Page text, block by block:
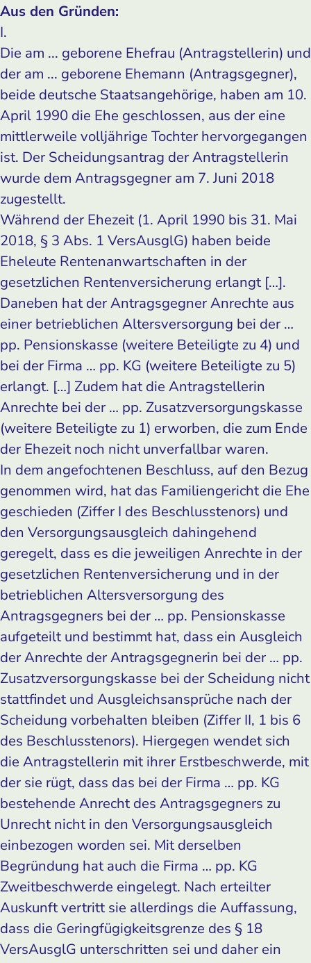
Aus den Gründen:
I.
Die am ... geborene Ehefrau (Antragstellerin) und
der am ... geborene Ehemann (Antragsgegner),
beide deutsche Staatsangehörige, haben am 10.
April 1990 die Ehe geschlossen, aus der eine
mittlerweile volljährige Tochter hervorgegangen
ist. Der Scheidungsantrag der Antragstellerin
wurde dem Antragsgegner am 7. Juni 2018
zugestellt.
Während der Ehezeit (1. April 1990 bis 31. Mai
2018, § 3 Abs. 1 VersAusglG) haben beide
Eheleute Rentenanwartschaften in der
gesetzlichen Rentenversicherung erlangt […].
Daneben hat der Antragsgegner Anrechte aus
einer betrieblichen Altersversorgung bei der …
pp. Pensionskasse (weitere Beteiligte zu 4) und
bei der Firma … pp. KG (weitere Beteiligte zu 5)
erlangt. […] Zudem hat die Antragstellerin
Anrechte bei der … pp. Zusatzversorgungskasse
(weitere Beteiligte zu 1) erworben, die zum Ende
der Ehezeit noch nicht unverfallbar waren.
In dem angefochtenen Beschluss, auf den Bezug
genommen wird, hat das Familiengericht die Ehe
geschieden (Ziffer I des Beschlusstenors) und
den Versorgungsausgleich dahingehend
geregelt, dass es die jeweiligen Anrechte in der
gesetzlichen Rentenversicherung und in der
betrieblichen Altersversorgung des
Antragsgegners bei der … pp. Pensionskasse
aufgeteilt und bestimmt hat, dass ein Ausgleich
der Anrechte der Antragsgegnerin bei der … pp.
Zusatzversorgungskasse bei der Scheidung nicht
stattfindet und Ausgleichsansprüche nach der
Scheidung vorbehalten bleiben (Ziffer II, 1 bis 6
des Beschlusstenors). Hiergegen wendet sich
die Antragstellerin mit ihrer Erstbeschwerde, mit
der sie rügt, dass das bei der Firma … pp. KG
bestehende Anrecht des Antragsgegners zu
Unrecht nicht in den Versorgungsausgleich
einbezogen worden sei. Mit derselben
Begründung hat auch die Firma … pp. KG
Zweitbeschwerde eingelegt. Nach erteilter
Auskunft vertritt sie allerdings die Auffassung,
dass die Geringfügigkeitsgrenze des § 18
VersAusglG unterschritten sei und daher ein